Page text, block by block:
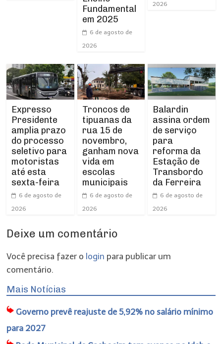
Fundamental
em 2025
6 de agosto de
2026
2026
Expresso
Presidente
amplia prazo
do processo
seletivo para
motoristas
até esta
sexta-feira
6 de agosto de
2026
Troncos de
tipuanas da
rua 15 de
novembro,
ganham nova
vida em
escolas
municipais
6 de agosto de
2026
Balardin
assina ordem
de serviço
para
reforma da
Estação de
Transbordo
da Ferreira
6 de agosto de
2026
Deixe um comentário
Você precisa fazer o login para publicar um
comentário.
Mais Notícias
Governo prevê reajuste de 5,92% no salário mínimo
para 2027